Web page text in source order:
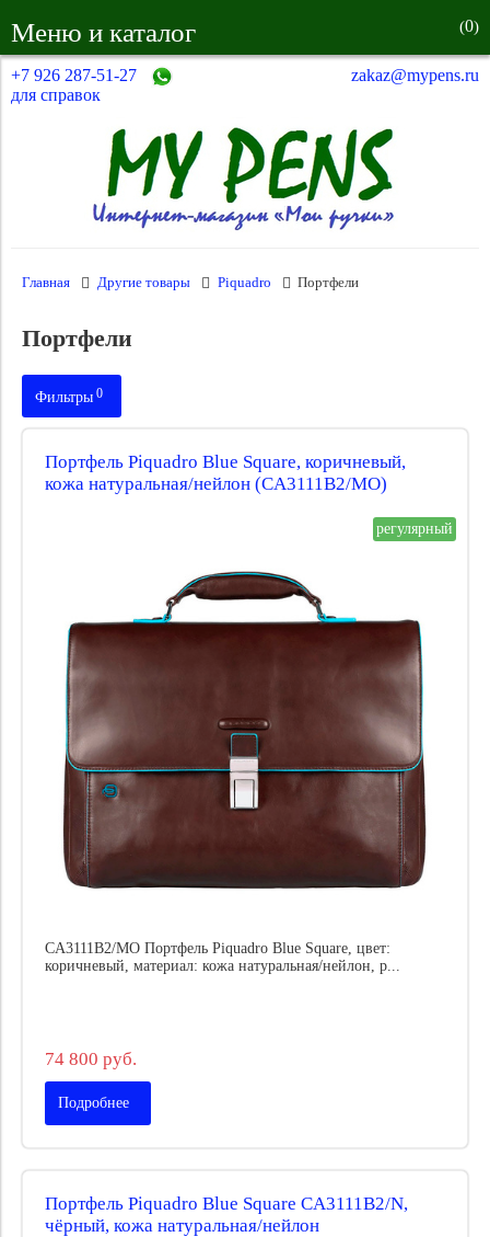
Меню и каталог (0)
+7 926 287-51-27
для справок
zakaz@mypens.ru
Главная Другие товары Piquadro Портфели
Портфели
Фильтры 0
Тип товара:
Портфель Piquadro Blue Square, коричневый,
кожа натуральная/нейлон (CA3111B2/MO)
регулярный
CA3111B2/MO Портфель Piquadro Blue Square, цвет:
коричневый, материал: кожа натуральная/нейлон, р...
74 800 руб.
Подробнее
Портфель Piquadro Blue Square CA3111B2/N,
чёрный, кожа натуральная/нейлон